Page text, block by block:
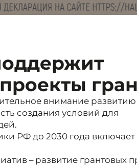
внимание
создания условий для
РФ до 2030 года включает
– развитие грантовых